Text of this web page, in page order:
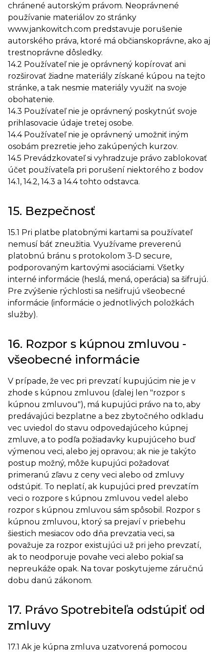
chránené autorským právom. Neoprávnené
používanie materiálov zo stránky
www.jankowitch.com predstavuje porušenie
autorského práva, ktoré má občianskoprávne, ako aj
trestnoprávne dôsledky.
14.2 Používateľ nie je oprávnený kopírovať ani
rozširovať žiadne materiály získané kúpou na tejto
stránke, a tak nesmie materiály využiť na svoje
obohatenie.
14.3 Používateľ nie je oprávnený poskytnúť svoje
prihlasovacie údaje tretej osobe.
14.4 Používateľ nie je oprávnený umožniť iným
osobám prezretie jeho zakúpených kurzov.
14.5 Prevádzkovateľ si vyhradzuje právo zablokovať
účet používateľa pri porušení niektorého z bodov
14.1, 14.2, 14.3 a 14.4 tohto odstavca.
15. Bezpečnosť
15.1 Pri platbe platobnými kartami sa používateľ
nemusí báť zneužitia. Využívame preverenú
platobnú bránu s protokolom 3-D secure,
podporovaným kartovými asociáciami. Všetky
interné informácie (heslá, mená, operácia) sa šifrujú.
Pre zvýšenie rýchlosti sa nešifrujú všeobecné
informácie (informácie o jednotlivých položkách
služby).
16. Rozpor s kúpnou zmluvou -
všeobecné informácie
V prípade, že vec pri prevzatí kupujúcim nie je v
zhode s kúpnou zmluvou (ďalej len "rozpor s
kúpnou zmluvou"), má kupujúci právo na to, aby
predávajúci bezplatne a bez zbytočného odkladu
vec uviedol do stavu odpovedajúceho kúpnej
zmluve, a to podľa požiadavky kupujúceho buď
výmenou veci, alebo jej opravou; ak nie je takýto
postup možný, môže kupujúci požadovať
primeranú zľavu z ceny veci alebo od zmluvy
odstúpiť. To neplatí, ak kupujúci pred prevzatím
veci o rozpore s kúpnou zmluvou vedel alebo
rozpor s kúpnou zmluvou sám spôsobil. Rozpor s
kúpnou zmluvou, ktorý sa prejaví v priebehu
šiestich mesiacov odo dňa prevzatia veci, sa
považuje za rozpor existujúci už pri jeho prevzatí,
ak to neodporuje povahe veci alebo pokiaľ sa
nepreukáže opak. Na tovar poskytujeme záručnú
dobu danú zákonom.
17. Právo Spotrebiteľa odstúpiť od
zmluvy
17.1 Ak je kúpna zmluva uzatvorená pomocou